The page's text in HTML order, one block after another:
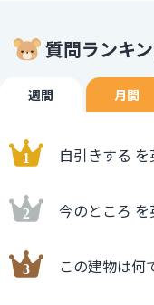
質問ランキ
週間 月間
自引きする
今のところ
この建物は何